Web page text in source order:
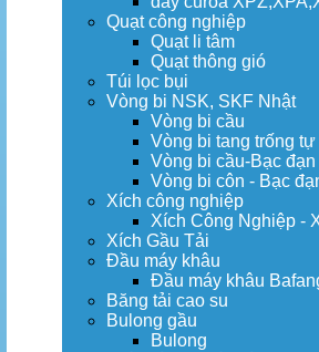
Quạt công nghiệp
Quạt li tâm
Quạt thông gió
Túi lọc bụi
Vòng bi NSK, SKF Nhật
Vòng bi cầu
Vòng bi tang trống
Vòng bi cầu-Bạc đạn
Vòng bi côn - Bạc
Xích công nghiệp
Xích Công Nghiệp -
Xích Gầu Tải
Đầu máy khâu
Đầu máy khâu
Băng tải cao su
Bulong gầu
Bulong